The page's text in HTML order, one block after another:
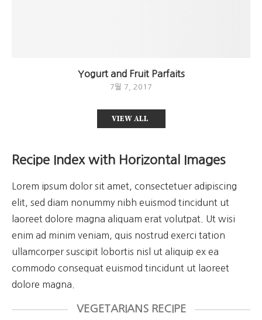
Yogurt and Fruit Parfaits
7월 7, 2017
VIEW ALL
Recipe Index with Horizontal Images
Lorem ipsum dolor sit amet, consectetuer adipiscing
elit, sed diam nonummy nibh euismod tincidunt ut
laoreet dolore magna aliquam erat volutpat. Ut wisi
enim ad minim veniam, quis nostrud exerci tation
ullamcorper suscipit lobortis nisl ut aliquip ex ea
commodo consequat euismod tincidunt ut laoreet
dolore magna.
VEGETARIANS RECIPE